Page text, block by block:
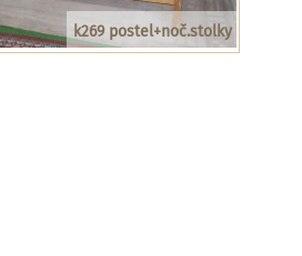
k269 postel+noč.stolky